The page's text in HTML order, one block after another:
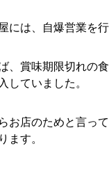
には、自爆営業を
、賞味期限切れの
していました。
お店のためと言っ
ます。